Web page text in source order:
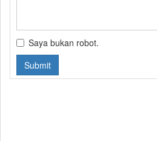
Saya bukan robot.
Submit